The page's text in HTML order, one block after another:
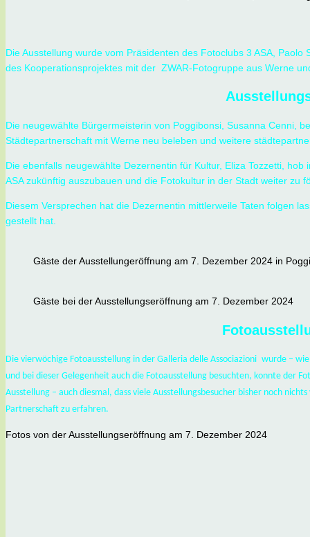
Die Ausstellung wurde vom Präsidenten des Fotoclubs 3 ASA,
des Kooperationsprojektes mit der ZWAR-Fotogruppe aus Werne
Die neugewählte Bürgermeisterin von Poggibonsi, Susanna Cenni,
Städtepartnerschaft mit Werne neu beleben und weitere
Die ebenfalls neugewählte Dezernentin für Kultur, Eliza Tozzetti,
ASA zukünftig auszubauen und die Fotokultur in der Stadt weiter zu
Diesem Versprechen hat die Dezernentin mittlerweile Taten folgen
gestellt hat.
Gäste der Ausstellungeröffnung am 7. Dezember 2024 in
Gäste bei der Ausstellungseröffnung am 7. Dezember 2024
Die vierwöchige Fotoausstellung in der Galleria delle Associazioni wurde –
und bei dieser Gelegenheit auch die Fotoausstellung besuchten, konnte der
Ausstellung – auch diesmal, dass viele Ausstellungsbesucher bisher noch
Partnerschaft zu erfahren.
Fotos von der Ausstellungseröffnung am 7. Dezember 2024